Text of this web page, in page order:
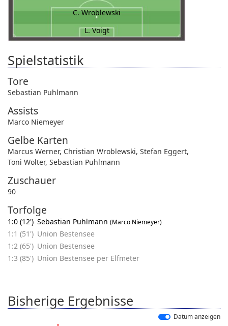
C. Wroblewski
L. Voigt
Spielstatistik
Tore
Sebastian Puhlmann
Assists
Marco Niemeyer
Gelbe Karten
Marcus Werner, Christian Wroblewski, Stefan Eggert,
Toni Wolter, Sebastian Puhlmann
Zuschauer
90
Torfolge
1:0 (12') Sebastian Puhlmann (Marco Niemeyer)
1:1 (51') Union Bestensee
1:2 (65') Union Bestensee
1:3 (85') Union Bestensee per Elfmeter
Bisherige Ergebnisse
Datum anzeigen